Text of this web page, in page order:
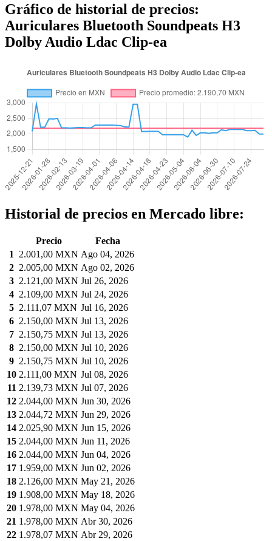
Gráfico de historial de precios:
Auriculares Bluetooth Soundpeats H3
Dolby Audio Ldac Clip-ea
Historial de precios en Mercado libre:
Precio
Fecha
1 2.001,00 MXN Ago 04, 2026
2 2.005,00 MXN Ago 02, 2026
3 2.121,00 MXN Jul 26, 2026
4 2.109,00 MXN Jul 24, 2026
5 2.111,07 MXN Jul 16, 2026
6 2.150,00 MXN Jul 13, 2026
7 2.150,75 MXN Jul 13, 2026
8 2.150,00 MXN Jul 10, 2026
9 2.150,75 MXN Jul 10, 2026
10 2.111,00 MXN Jul 08, 2026
11 2.139,73 MXN Jul 07, 2026
12 2.044,00 MXN Jun 30, 2026
13 2.044,72 MXN Jun 29, 2026
14 2.025,90 MXN Jun 15, 2026
15 2.044,00 MXN Jun 11, 2026
16 2.044,00 MXN Jun 04, 2026
17 1.959,00 MXN Jun 02, 2026
18 2.126,00 MXN May 21, 2026
19 1.908,00 MXN May 18, 2026
20 1.978,00 MXN May 04, 2026
21 1.978,00 MXN Abr 30, 2026
22 1.978,07 MXN Abr 29, 2026